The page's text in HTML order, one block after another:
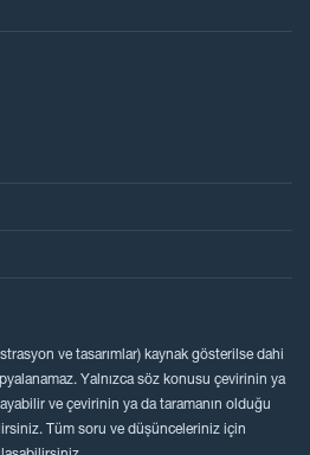
ve tasarımlar) kaynak gösterilse dahi
Yalnızca söz konusu çevirinin ya
ve çevirinin ya da taramanın olduğu
Tüm soru ve düşünceleriniz için